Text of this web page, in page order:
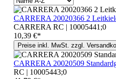
CARRERA 20020366 2
CARRERA RC | 10005441;0
10,39 €*
Preise inkl. MwSt. zzgl.
CARRERA 20020509
RC | 10005443;0